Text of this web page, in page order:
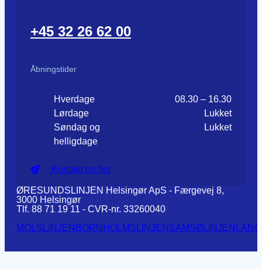
+45 32 26 62 00
Åbningstider
Hverdage
08.30 – 16.30
Lørdage
Lukket
Søndag og
helligdage
Lukket
Kontakt os her
ØRESUNDSLINJEN Helsingør ApS - Færgevej 8,
3000 Helsingør
Tlf. 88 71 19 11 - CVR-nr. 33260040
MOLSLINJEN BORNHOLMSLINJEN SAMSØLINJEN